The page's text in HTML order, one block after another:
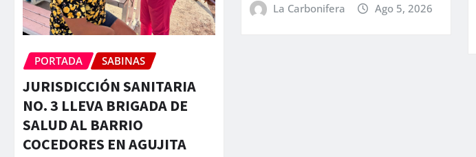
PORTADA SABINAS
JURISDICCIÓN SANITARIA
NO. 3 LLEVA BRIGADA DE
SALUD AL BARRIO
COCEDORES EN AGUJITA
La Carbonifera Ago 5, 2026